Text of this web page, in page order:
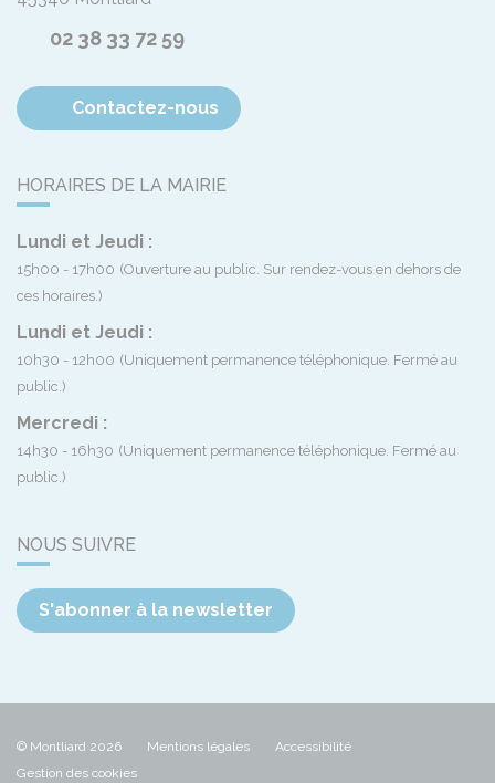
02 38 33 72 59
Contactez-nous
HORAIRES DE LA MAIRIE
Lundi et Jeudi :
15h00 - 17h00 (Ouverture au public. Sur rendez-vous en dehors de
ces horaires.)
Lundi et Jeudi :
10h30 - 12h00 (Uniquement permanence téléphonique. Fermé au
public.)
Mercredi :
14h30 - 16h30 (Uniquement permanence téléphonique. Fermé au
public.)
NOUS SUIVRE
S'abonner à la newsletter
© Montliard 2026 Mentions légales
Accessibilité
Gestion des cookies